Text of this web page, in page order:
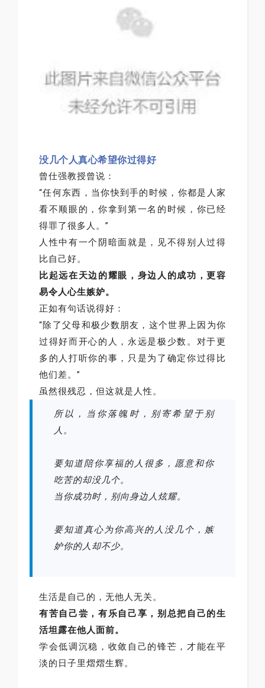
没几个人真心希望你过得好
曾仕强教授曾说：
“任何东西，当你快到手的时候，你都是人家
看不顺眼的，你拿到第一名的时候，你已经
得罪了很多人。”
人性中有一个阴暗面就是，见不得别人过得
比自己好。
比起远在天边的耀眼，身边人的成功，更容
易令人心生嫉妒。
正如有句话说得好：
“除了父母和极少数朋友，这个世界上因为你
过得好而开心的人，永远是极少数。对于更
多的人打听你的事，只是为了确定你过得比
他们差。”
虽然很残忍，但这就是人性。
所以，当你落魄时，别寄希望于别
人。
要知道陪你享福的人很多，愿意和你
吃苦的却没几个。
当你成功时，别向身边人炫耀。
要知道真心为你高兴的人没几个，嫉
妒你的人却不少。
生活是自己的，无他人无关。
有苦自己尝，有乐自己享，别总把自己的生
活坦露在他人面前。
学会低调沉稳，收敛自己的锋芒，才能在平
淡的日子里熠熠生辉。